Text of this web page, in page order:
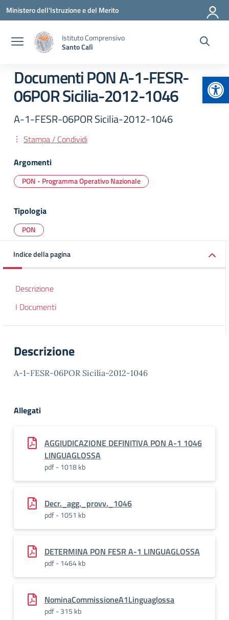
Vai ai contenuti
Vai al menu di navigazione
Vai al footer
Ministero dell'Istruzione e del Merito
Istituto Comprensivo
Santo Calì
Documenti PON A-1-FESR-
06POR Sicilia-2012-1046
A-1-FESR-06POR Sicilia-2012-1046
Stampa / Condividi
Argomenti
PON - Programma Operativo Nazionale
Tipologia
PON
Indice della pagina
Descrizione
I Documenti
Descrizione
A-1-FESR-06POR Sicilia-2012-1046
Allegati
AGGIUDICAZIONE DEFINITIVA PON A-1 1046
LINGUAGLOSSA
pdf - 1018 kb
Decr._agg._provv._1046
pdf - 1051 kb
DETERMINA PON FESR A-1 LINGUAGLOSSA
pdf - 1464 kb
NominaCommissioneA1Linguaglossa
pdf - 315 kb